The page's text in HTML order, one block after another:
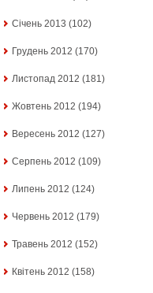
Січень 2013 (102)
Грудень 2012 (170)
Листопад 2012 (181)
Жовтень 2012 (194)
Вересень 2012 (127)
Серпень 2012 (109)
Липень 2012 (124)
Червень 2012 (179)
Травень 2012 (152)
Квітень 2012 (158)